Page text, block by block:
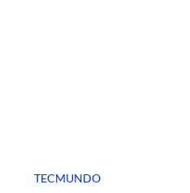
TECMUNDO